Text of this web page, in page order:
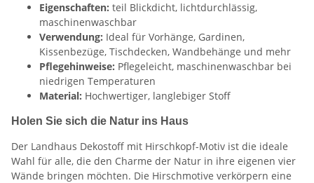
Eigenschaften: teil Blickdicht, lichtdurchlässig,
maschinenwaschbar
Verwendung: Ideal für Vorhänge, Gardinen,
Kissenbezüge, Tischdecken, Wandbehänge und mehr
Pflegehinweise: Pflegeleicht, maschinenwaschbar bei
niedrigen Temperaturen
Material: Hochwertiger, langlebiger Stoff
Holen Sie sich die Natur ins Haus
Der Landhaus Dekostoff mit Hirschkopf-Motiv ist die ideale
Wahl für alle, die den Charme der Natur in ihre eigenen vier
Wände bringen möchten. Die Hirschmotive verkörpern eine